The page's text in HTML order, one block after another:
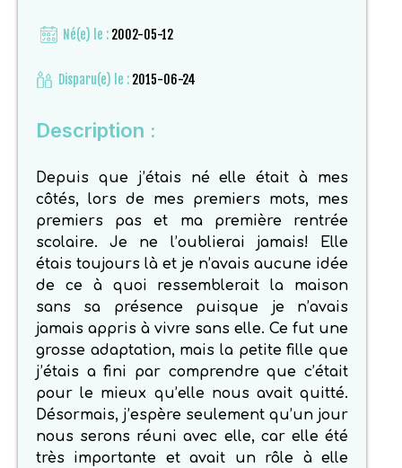
Né(e) le : 2002-05-12
Disparu(e) le : 2015-06-24
Description :
Depuis que j’étais né elle était à mes
côtés, lors de mes premiers mots, mes
premiers pas et ma première rentrée
scolaire. Je ne l’oublierai jamais! Elle
étais toujours là et je n’avais aucune idée
de ce à quoi ressemblerait la maison
sans sa présence puisque je n’avais
jamais appris à vivre sans elle. Ce fut une
grosse adaptation, mais la petite fille que
j’étais a fini par comprendre que c’était
pour le mieux qu’elle nous avait quitté.
Désormais, j’espère seulement qu’un jour
nous serons réuni avec elle, car elle été
très importante et avait un rôle à elle